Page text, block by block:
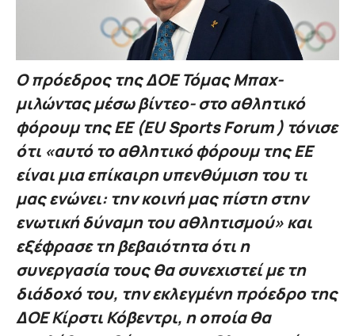
O πρόεδρος της ΔΟΕ Τόμας Μπαχ-
μιλώντας μέσω βίντεο- στο αθλητικό
φόρουμ της ΕΕ (EU Sports Forum ) τόνισε
ότι «αυτό το αθλητικό φόρουμ της ΕΕ
είναι μια επίκαιρη υπενθύμιση του τι
μας ενώνει: την κοινή μας πίστη στην
ενωτική δύναμη του αθλητισμού» και
εξέφρασε τη βεβαιότητα ότι η
συνεργασία τους θα συνεχιστεί με τη
διάδοχό του, την εκλεγμένη πρόεδρο της
ΔΟΕ Κίρστι Κόβεντρι, η οποία θα